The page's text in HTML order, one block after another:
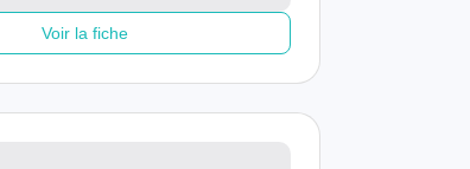
Voir la fiche